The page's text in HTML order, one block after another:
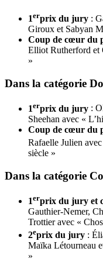
1erprix du jury :
Giroux et Sabyan
Coup de cœur du
Elliot Rutherford et
»
Dans la catégorie
1erprix du jury :
Sheehan avec
Coup de cœur du
Rafaelle Julien
siècle
Dans la catégorie
1erprix du jury et
Gauthier-Nemer,
Trottier avec «
2eprix du jury :
Maïka Létourneau
»